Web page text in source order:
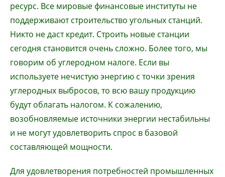
ресурс. Все мировые финансовые институты не
поддерживают строительство угольных станций.
Никто не даст кредит. Строить новые станции
сегодня становится очень сложно. Более того, мы
говорим об углеродном налоге. Если вы
используете нечистую энергию с точки зрения
углеродных выбросов, то всю вашу продукцию
будут облагать налогом. К сожалению,
возобновляемые источники энергии нестабильны
и не могут удовлетворить спрос в базовой
составляющей мощности.
Для удовлетворения потребностей промышленных